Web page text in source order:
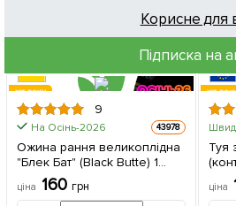
Корисне для
Підписка на
ХІТ РОКУ
9
На Осінь-2026 43978
Ожина рання великоплідна
"Блек Бат" (Black Butte) 1
саджанець в упаковці
ціна 160грн
ХІТ
Туя
ціна